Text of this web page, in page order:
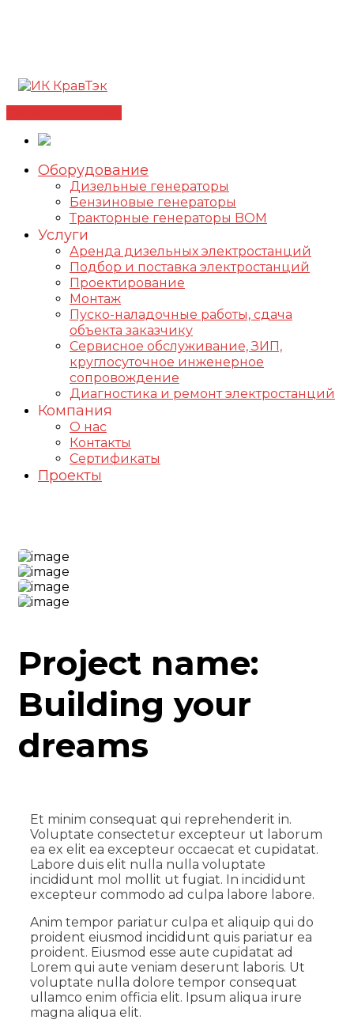
Оборудование
Дизельные генераторы
Бензиновые генераторы
Тракторные генераторы BOM
Услуги
Аренда дизельных электростанций
Подбор и поставка электростанций
Проектирование
Монтаж
Пуско-наладочные работы, сдача
объекта заказчику
Сервисное обслуживание, ЗИП,
круглосуточное инженерное
сопровождение
Диагностика и ремонт электростанций
Компания
О нас
Контакты
Сертификаты
Проекты
Project name:
Building your
dreams
Et minim consequat qui reprehenderit in.
Voluptate consectetur excepteur ut laborum
ea ex elit ea excepteur occaecat et cupidatat.
Labore duis elit nulla nulla voluptate
incididunt mol mollit ut fugiat. In incididunt
excepteur commodo ad culpa labore labore.
Anim tempor pariatur culpa et aliquip qui do
proident eiusmod incididunt quis pariatur ea
proident. Eiusmod esse aute cupidatat ad
Lorem qui aute veniam deserunt laboris. Ut
voluptate nulla dolore tempor consequat
ullamco enim officia elit. Ipsum aliqua irure
magna aliqua elit.